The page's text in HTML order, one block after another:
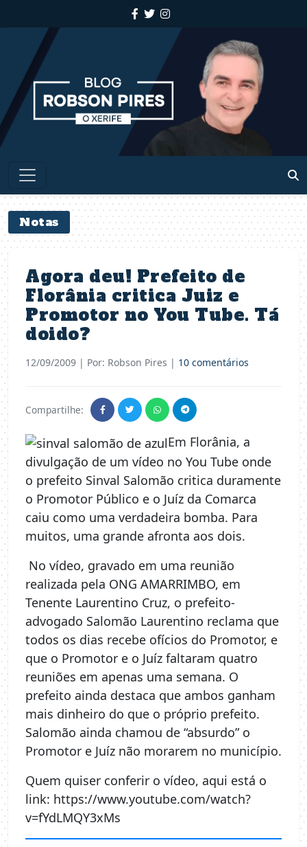
Notas
Agora deu! Prefeito de
Florânia critica Juiz e
Promotor no You Tube. Tá
doido?
12/09/2009 | Por: Robson Pires | 10 comentários
Compartilhe:
Em Florânia, a
divulgação de um vídeo no You Tube onde
o prefeito Sinval Salomão critica duramente
o Promotor Público e o Juíz da Comarca
caiu como uma verdadeira bomba. Para
muitos, uma grande afronta aos dois.
No vídeo, gravado em uma reunião
realizada pela ONG AMARRIMBO, em
Tenente Laurentino Cruz, o prefeito-
advogado Salomão Laurentino reclama que
todos os dias recebe ofícios do Promotor, e
que o Promotor e o Juíz faltaram quatro
reuniões em apenas uma semana. O
prefeito ainda destaca que ambos ganham
mais dinheiro do que o próprio prefeito.
Salomão ainda chamou de “absurdo” o
Promotor e Juíz não morarem no município.
Quem quiser conferir o vídeo, aqui está o
link: https://www.youtube.com/watch?
v=fYdLMQY3xMs